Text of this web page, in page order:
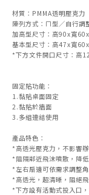
材質：PMMA透明壓克力
陳列方式：ㄇ型／自行調
加高型尺寸：高90x寬
基本型尺寸：高47x寬
*下方文件開口尺寸：高
固定貼功能：
1.黏貼桌面固定
2.黏貼於牆面
3.多組連結使用
產品特色：
*高透光壓克力，不影響
*阻隔鄰近飛沫噴散，降
*左右扇邊可依需求調整角
*高透光，超清晰，阻絕
*下方設有活動式投入口